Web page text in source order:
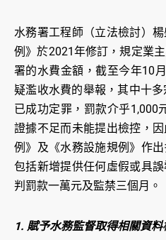
水務署工程師（立法檢討）
例》於2021年修訂，規定業
署的水費金額，截至今年10
疑濫收水費的舉報，其中十
已成功定罪，罰款介乎1,000
證據不足而未能提出檢控，
例》及《水務設施規例》作
包括新增提供任何虛假或具
判罰款一萬元及監禁三個月。
1. 賦予水務監督取得相關資料